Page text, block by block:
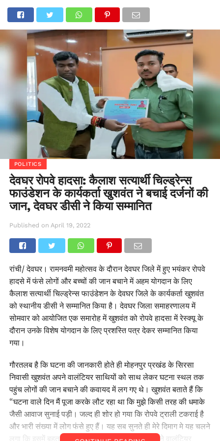
POLITICS
देवघर रोपवे हादसा: कैलाश सत्यार्थी चिल्ड्रेन्स
फाउंडेशन के कार्यकर्ता खुशवंत ने बचाई दर्जनों की
जान, देवघर डीसी ने किया सम्मानित
Published on April 19, 2022
रांची/ देवघर। रामनवमी महोत्सव के दौरान देवघर जिले में हुए भयंकर रोपवे
हादसे में फंसे लोगों और बच्चों की जान बचाने में अहम योगदान के लिए
कैलाश सत्यार्थी चिल्ड्रेन्स फाउंडेशन के देवघर जिले के कार्यकर्ता खुशवंत
को स्थानीय डीसी ने सम्मानित किया है। देवघर जिला समाहरणालय में
सोमवार को आयोजित एक समारोह में खुशवंत को रोपवे हादसा में रेस्क्यू के
दौरान उनके विशेष योगदान के लिए प्रशस्ति पत्र देकर सम्मानित किया
गया।
गौरतलब है कि घटना की जानकारी होते ही मोहनपुर प्रखंड के सिरसा
निवासी खुशवंत अपने वालंटियर साथियों को साथ लेकर घटना स्थल तक
पहुंच लोगों की जान बचाने की कवायद में लग गए थे। खुशवंत बताते हैं कि
“घटना वाले दिन मैं पूजा करके लौट रहा था कि मुझे किसी तरह की धमाके
जैसी आवाज सुनाई पड़ी। जल्द ही शोर हो गया कि रोपवे ट्राली टकराई है
और भारी संख्या में लोग फंसे हुए हैं। यह सब सुनते ही मेरे दिमाग मे यह चलने
लगा कि इसमें बहुत सारे बच्चे भी फंसे होंगे। फिर मैंने अपने वालंटियर